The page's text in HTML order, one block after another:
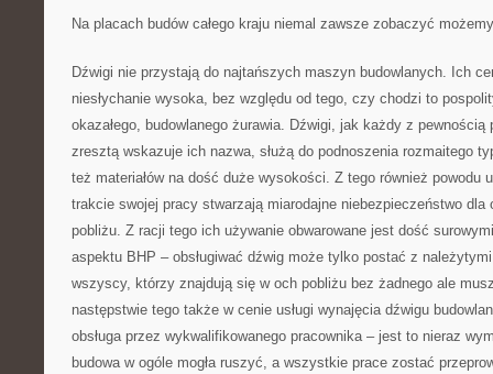
Na placach budów całego kraju niemal zawsze zobaczyć
Dźwigi nie przystają do najtańszych maszyn budowlanych. Ich
niesłychanie wysoka, bez względu od tego, czy chodzi to
okazałego, budowlanego żurawia. Dźwigi, jak każdy z
zresztą wskazuje ich nazwa, służą do podnoszenia rozmaitego
też materiałów na dość duże wysokości. Z tego również powodu
trakcie swojej pracy stwarzają miarodajne niebezpieczeństwo dla
pobliżu. Z racji tego ich używanie obwarowane jest dość
aspektu BHP – obsługiwać dźwig może tylko postać z
wszyscy, którzy znajdują się w och pobliżu bez żadnego ale
następstwie tego także w cenie usługi wynajęcia dźwigu
obsługa przez wykwalifikowanego pracownika – jest to nieraz
budowa w ogóle mogła ruszyć, a wszystkie prace zostać